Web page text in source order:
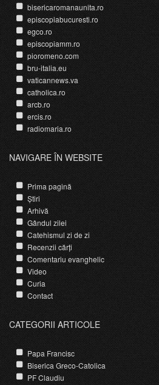
bisericaromanaunita.ro
episcopiabucuresti.ro
egco.ro
episcopiamm.ro
pioromeno.com
bru-italia.eu
vaticannews.va
catholica.ro
arcb.ro
ercis.ro
radiomaria.ro
NAVIGARE ÎN WEBSITE
Prima pagină
Știri
Arhivă
Gândul zilei
Catehismul zi de zi
Recenzii cărți
Comentariu evanghelic
Video
Curia
Contact
CATEGORII ARTICOLE
Papa Francisc
Biserica Greco-Catolica
PF Claudiu